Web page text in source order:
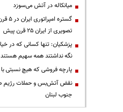
میانکاله در آتش می‌سوزد
گستره
تصویری از ایران ۲۵ قرن پیش
پزشکیان: تنها کسانی که در
نگه نداشتند همه سهیم هستند
پارچه فروشی که هیچ نسبتی با
نقض آتش‌بس و حملات رژیم
جنوب لبنان